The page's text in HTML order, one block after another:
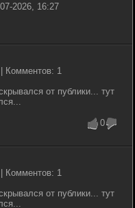
2026, 16:27
Комментов: 1
от публики... тут
0
Комментов: 1
от публики... тут